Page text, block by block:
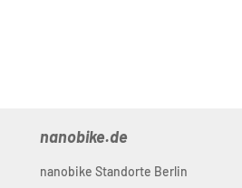
nanobike.de
nanobike Standorte Berlin